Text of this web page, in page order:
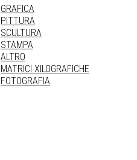
GRAFICA
PITTURA
SCULTURA
STAMPA
ALTRO
MATRICI XILOGRAFICHE
FOTOGRAFIA